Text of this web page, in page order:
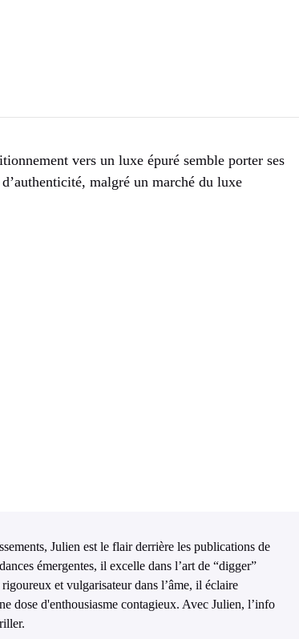
vers un luxe épuré semble porter ses
malgré un marché du luxe
Julien est le flair derrière les publications de
émergentes, il excelle dans l’art de “digger”
et vulgarisateur dans l’âme, il éclaire
dose d'enthousiasme contagieux. Avec Julien, l’info